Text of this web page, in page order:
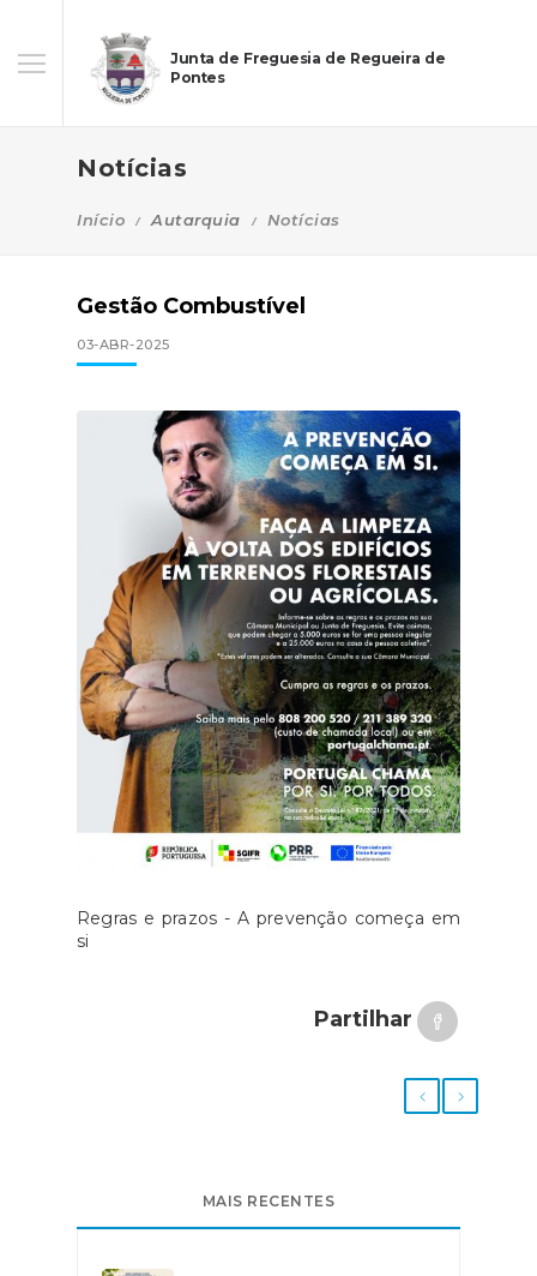
Junta de Freguesia de Regueira de
Pontes
Notícias
Início Autarquia Notícias
Gestão Combustível
03-ABR-2025
Regras e prazos - A prevenção começa em
si
Partilhar
MAIS RECENTES